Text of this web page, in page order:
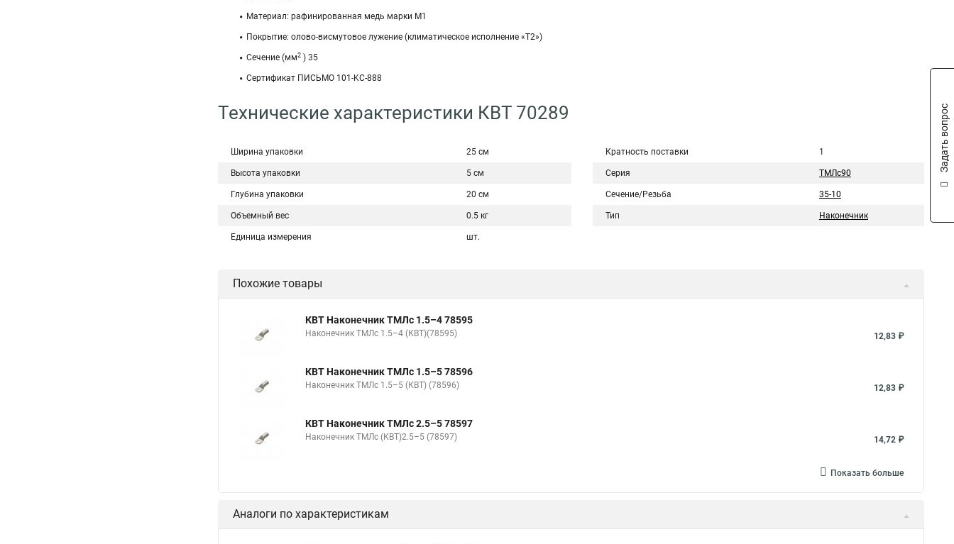
Материал: рафинированная медь марки М1
Покрытие: олово-висмутовое лужение (климатическое исполнение «Т2»)
Сечение (мм2 ) 35
Сертификат ПИСЬМО 101-KC-888
Технические характеристики КВТ 70289
Ширина упаковки 25 см
Высота упаковки 5 см
Глубина упаковки 20 см
Объемный вес 0.5 кг
Единица измерения шт.
Кратность поставки 1
Серия ТМЛс90
Сечение/Резьба 35-10
Тип Наконечник
Похожие товары
КВТ Наконечник ТМЛс 1.5–4 78595
Наконечник ТМЛс 1.5–4 (КВТ)(78595) 12,83 ₽
КВТ Наконечник ТМЛс 1.5–5 78596
Наконечник ТМЛс 1.5–5 (КВТ) (78596) 12,83 ₽
КВТ Наконечник ТМЛс 2.5–5 78597
Наконечник ТМЛс (КВТ)2.5–5 (78597) 14,72 ₽
Показать больше
Аналоги по характеристикам
Задать вопрос